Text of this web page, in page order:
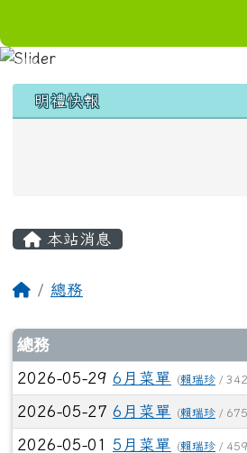
上中區域內容
明禮快報
本站消息
回首頁
總務
文章列表
總務
2026-05-29 6月菜單 (賴瑞珍 /
2026-05-27 6月菜單 (賴瑞珍 /
2026-05-01 5月菜單 (賴瑞珍 /
頁尾區域